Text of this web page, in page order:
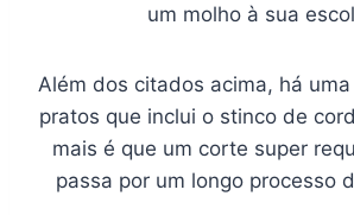
um molho à sua
Além dos citados acima, há
pratos que inclui o stinco de
mais é que um corte super
passa por um longo processo